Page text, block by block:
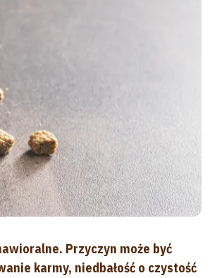
Przyczyn może być
karmy, niedbałość o czystość